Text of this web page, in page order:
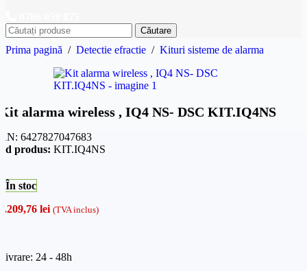
Căutare
Prima pagină / Detectie efractie / Kituri sisteme de alarma
alarma wireless , IQ4 NS- DSC KIT.IQ4NS
6427827047683
produs: KIT.IQ4NS
În stoc
lei (TVA inclus)
24 - 48h